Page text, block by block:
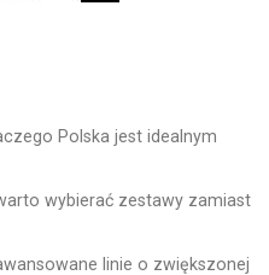
Polska jest idealnym
wybierać zestawy zamiast
linie o zwiększonej